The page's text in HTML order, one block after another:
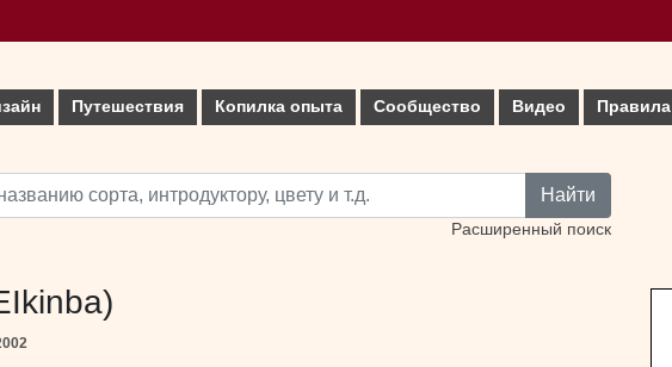
Путешествия Копилка опыта Сообщество Видео Правила
Найти
Расширенный поиск